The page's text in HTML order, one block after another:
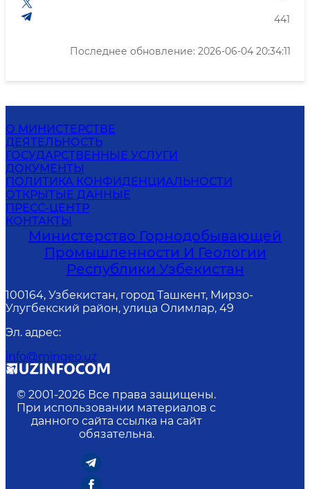
441
Последнее обновление: 2026-06-04 20:34:11
О МИНИСТЕРСТВЕ
ДЕЯТЕЛЬНОСТЬ
ГОСУДАРСТВЕННЫЕ УСЛУГИ
ДОКУМЕНТЫ
ПОЛИТИКА КОНФИДЕНЦИАЛЬНОСТИ
ОТКРЫТЫЕ ДАННЫЕ
ПРЕСС-ЦЕНТР
КОНТАКТЫ
Министерство Горнодобывающей
Промышленности И Геологии
Республики Узбекистан
100164, Узбекистан, город Ташкент, Мирзо-
Улугбекский район, улица Олимлар, 49
Эл. адрес:
info@mingeo.uz
© 2001-2026 Все права защищены.
При использовании материалов с
данного сайта ссылка на сайт
обязательна.